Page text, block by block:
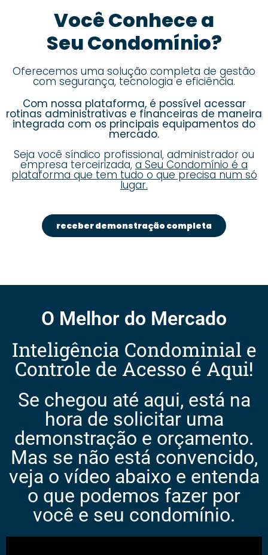
Você Conhece a
Seu Condomínio?
Oferecemos uma solução completa de gestão
com segurança, tecnologia e eficiência.
Com nossa plataforma, é possível acessar
rotinas administrativas e financeiras de maneira
integrada com os principais equipamentos do
mercado.
Seja você síndico profissional, administrador ou
empresa terceirizada, a Seu Condomínio é a
plataforma que tem tudo o que precisa num só
lugar.
receber demonstração completa
O Melhor do Mercado
Inteligência Condominial e
Controle de Acesso é Aqui!
Se chegou até aqui, está na
hora de solicitar uma
demonstração e orçamento.
Mas se não está convencido,
veja o vídeo abaixo e entenda
o que podemos fazer por
você e seu condomínio.